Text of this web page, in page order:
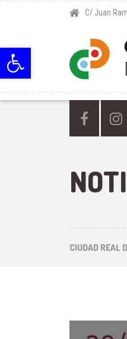
Abrir barra de
C/ Juan
CIUDAD REAL